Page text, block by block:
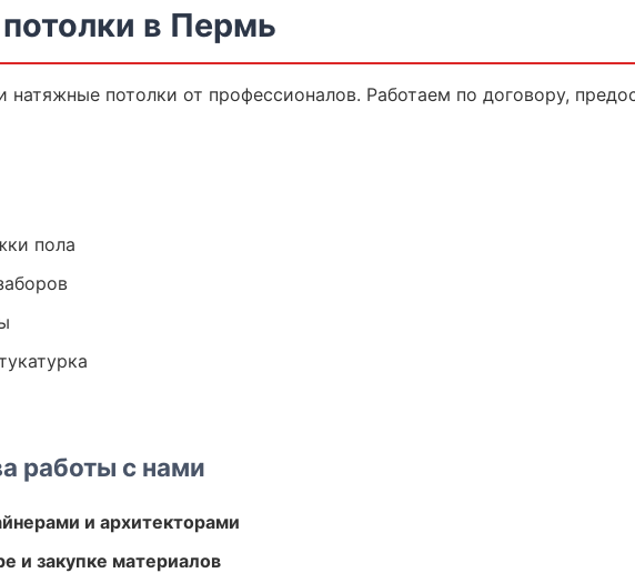
в Пермь
натяжные потолки от профессионалов. Работаем по договору,
пола
работы с нами
и архитекторами
и закупке материалов